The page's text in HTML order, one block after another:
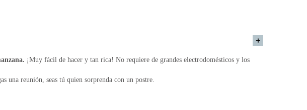
¡Muy fácil de hacer y tan rica! No requiere de grandes electrodomésticos y los
una reunión, seas tú quien sorprenda con un postre.